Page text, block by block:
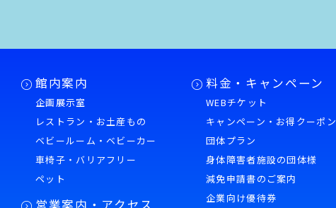
館内案内
企画展示室
レストラン・お土産もの
ベビールーム・ベビーカー
車椅子・バリアフリー
ペット
営業案内・アクセス
料金・キャンペーン
WEBチケット
キャンペーン・お得クーポン
団体プラン
身体障害者施設の団体様
減免申請書のご案内
企業向け優待券